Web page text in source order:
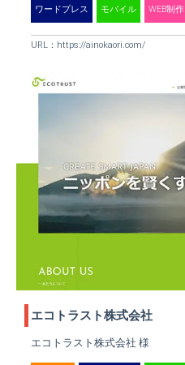
ワードプレス モバイル WEB制作
URL： https://ainokaori.com/
エコトラスト株式会社
エコトラスト株式会社 様